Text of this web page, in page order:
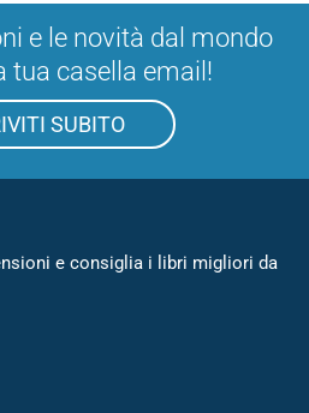
e le novità dal mondo
tua casella email!
SUBITO
e consiglia i libri migliori da